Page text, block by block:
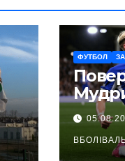
ФУТБОЛ